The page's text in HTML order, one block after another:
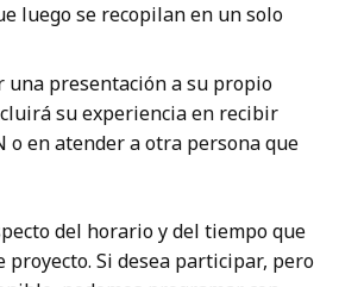
luego se recopilan en un solo
una presentación a su propio
su experiencia en recibir
o en atender a otra persona que
del horario y del tiempo que
proyecto. Si desea participar, pero